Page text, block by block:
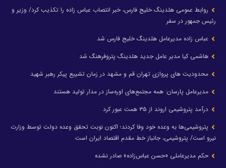
روابط عمومی هلدینگ خلیج فارس، خبر انتصاب عباس زاده را تکذیب کرد/ وزیر و
رئیس جمهور در سفر
عباس زاده مدیرعامل هلدینگ خلیج فارس شد
هاشمی کیا مدیر عامل جدید هلدینگ پتروفرهنگ شد
محدودیت های پروازی تهران قم و مشهد در زمان تشییع پیکر رهبر شهید
مدیرعامل پارسان: همه مجتمع‌های اوره‌ساز در مدار تولید هستند
درآمد پتروشیمی اروند از ۳۵ همت عبور کرد
پتروشیمی‌ها به وعده خود وفا کردند؛ اکنون نوبت تحقق وعده دولت توسط وزارت
نیرو است/ پتروشیمی، جانباز خط مقدم اقتصاد ایران است
حکم مدیرعاملی «حسن عباس‌زاده» صادر نشده